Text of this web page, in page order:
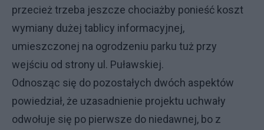
przecież trzeba jeszcze chociażby ponieść koszt
wymiany dużej tablicy informacyjnej,
umieszczonej na ogrodzeniu parku tuż przy
wejściu od strony ul. Puławskiej.
Odnosząc się do pozostałych dwóch aspektów
powiedział, że uzasadnienie projektu uchwały
odwołuje się po pierwsze do niedawnej, bo z